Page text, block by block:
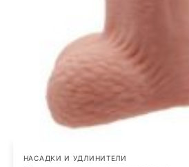
НАСАДКИ И УДЛИНИТЕЛИ